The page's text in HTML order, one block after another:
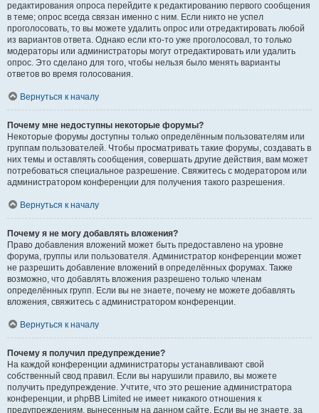
редактирования опроса перейдите к редактированию первого сообщения
в теме; опрос всегда связан именно с ним. Если никто не успел
проголосовать, то вы можете удалить опрос или отредактировать любой
из вариантов ответа. Однако если кто-то уже проголосовал, то только
модераторы или администраторы могут отредактировать или удалить
опрос. Это сделано для того, чтобы нельзя было менять варианты
ответов во время голосования.
Вернуться к началу
Почему мне недоступны некоторые форумы?
Некоторые форумы доступны только определённым пользователям или
группам пользователей. Чтобы просматривать такие форумы, создавать в
них темы и оставлять сообщения, совершать другие действия, вам может
потребоваться специальное разрешение. Свяжитесь с модератором или
администратором конференции для получения такого разрешения.
Вернуться к началу
Почему я не могу добавлять вложения?
Право добавления вложений может быть предоставлено на уровне
форума, группы или пользователя. Администратор конференции может
не разрешить добавление вложений в определённых форумах. Также
возможно, что добавлять вложения разрешено только членам
определённых групп. Если вы не знаете, почему не можете добавлять
вложения, свяжитесь с администратором конференции.
Вернуться к началу
Почему я получил предупреждение?
На каждой конференции администраторы устанавливают свой
собственный свод правил. Если вы нарушили правило, вы можете
получить предупреждение. Учтите, что это решение администратора
конференции, и phpBB Limited не имеет никакого отношения к
предупреждениям, вынесенным на данном сайте. Если вы не знаете, за